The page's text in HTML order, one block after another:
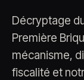
Décryptage
Première
mécanisme,
fiscalité et